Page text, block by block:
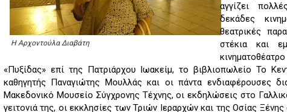
Η Αρχοντούλα Διαβάτη
αγγίζει
δεκάδες
θεατρικές
στέκια και
«Πυξίδας» επί της Πατριάρχου Ιωακείμ, το βιβλιοπωλείο Το
καθηγητής Παναγιώτης Μουλλάς και οι πάντα ενδιαφέρουσες
Μακεδονικό Μουσείο Σύγχρονης Τέχνης, οι εκδηλώσεις στο
γειτονιά της, οι εκκλησίες των Τριών Ιεραρχών και της Οσίας